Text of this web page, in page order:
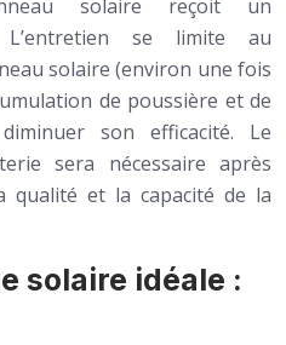
solaire reçoit un
L’entretien se limite au
solaire (environ une fois
de poussière et de
son efficacité. Le
sera nécessaire après
qualité et la capacité de la
solaire idéale :